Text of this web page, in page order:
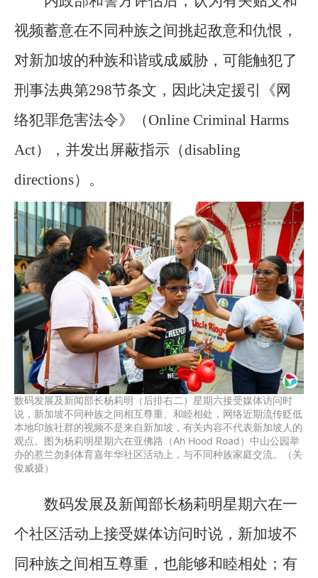
视频蓄意在不同种族之间挑起敌意和仇恨，
对新加坡的种族和谐或成威胁，可能触犯了
刑事法典第298节条文，因此决定援引《网
络犯罪危害法令》（Online Criminal Harms
Act），并发出屏蔽指示（disabling
directions）。
数码发展及新闻部长杨莉明（后排右二）星期六接受媒体访问时
说，新加坡不同种族之间相互尊重、和睦相处，网络近期流传贬低
本地印族社群的视频不是来自新加坡，有关内容不代表新加坡人的
观点。图为杨莉明星期六在亚佛路（Ah Hood Road）中山公园举
办的惹兰勿刹体育嘉年华社区活动上，与不同种族家庭交流。（关
俊威摄）
数码发展及新闻部长杨莉明星期六在一
个社区活动上接受媒体访问时说，新加坡不
同种族之间相互尊重，也能够和睦相处；有